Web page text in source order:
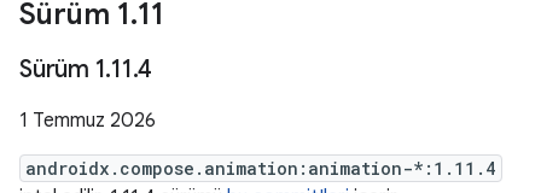
Sürüm 1.11
Sürüm 1.11.4
1 Temmuz 2026
androidx.compose.animation:animation-*:1.11.4